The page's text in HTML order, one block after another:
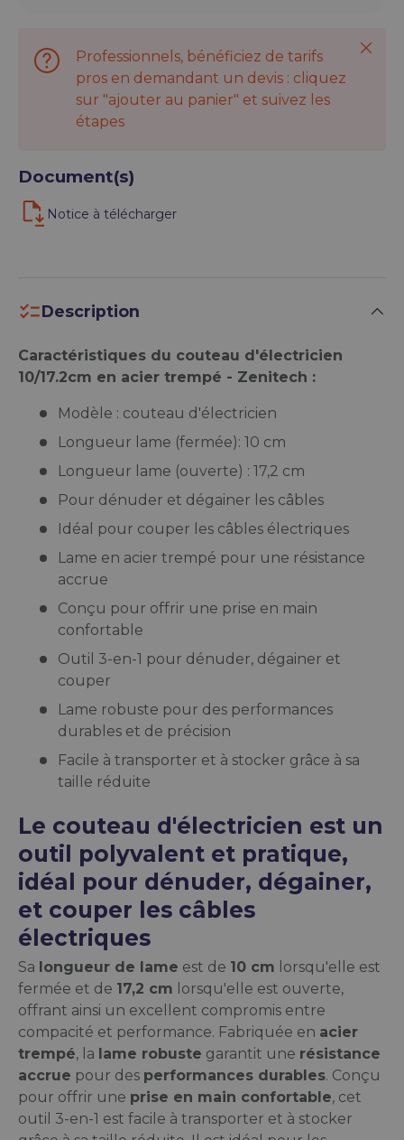
Professionnels, bénéficiez de tarifs
pros en demandant un devis : cliquez
sur "ajouter au panier" et suivez les
étapes
Document(s)
Notice à télécharger
Description
Caractéristiques du couteau d'électricien
10/17.2cm en acier trempé - Zenitech :
Modèle : couteau d'électricien
Longueur lame (fermée): 10 cm
Longueur lame (ouverte) : 17,2 cm
Pour dénuder et dégainer les câbles
Idéal pour couper les câbles électriques
Lame en acier trempé pour une résistance
accrue
Conçu pour offrir une prise en main
confortable
Outil 3-en-1 pour dénuder, dégainer et
couper
Lame robuste pour des performances
durables et de précision
Facile à transporter et à stocker grâce à sa
taille réduite
Le couteau d'électricien est un
outil polyvalent et pratique,
idéal pour dénuder, dégainer,
et couper les câbles
électriques
Sa longueur de lame est de 10 cm lorsqu'elle est
fermée et de 17,2 cm lorsqu'elle est ouverte,
offrant ainsi un excellent compromis entre
compacité et performance. Fabriquée en acier
trempé, la lame robuste garantit une résistance
accrue pour des performances durables. Conçu
pour offrir une prise en main confortable, cet
outil 3-en-1 est facile à transporter et à stocker